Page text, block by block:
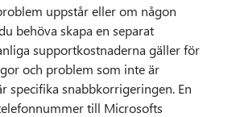
uppstår eller om någon
behöva skapa en separat
supportkostnaderna gäller för
och problem som inte är
specifika snabbkorrigeringen. En
till Microsofts